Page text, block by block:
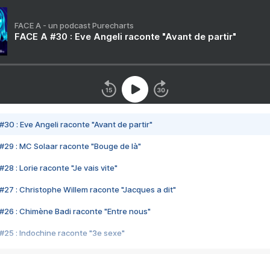
FACE A - un podcast Purecharts
FACE A #30 : Eve Angeli raconte "Avant de partir"
#30 : Eve Angeli raconte "Avant de partir"
#29 : MC Solaar raconte "Bouge de là"
#28 : Lorie raconte "Je vais vite"
#27 : Christophe Willem raconte "Jacques a dit"
#26 : Chimène Badi raconte "Entre nous"
#25 : Indochine raconte "3e sexe"